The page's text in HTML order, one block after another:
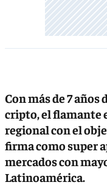
Con más de 7
cripto, el flamante
regional con el
firma como super
mercados con
Latinoamérica.